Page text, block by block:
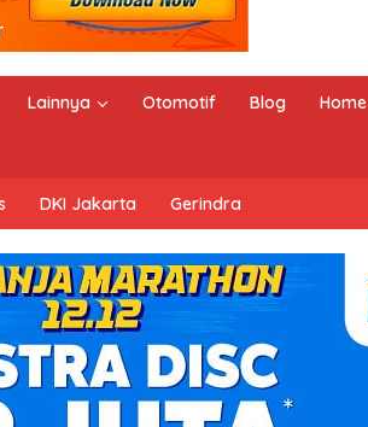
Lainnya Otomotif Blog Home
DKI Jakarta Gerindra